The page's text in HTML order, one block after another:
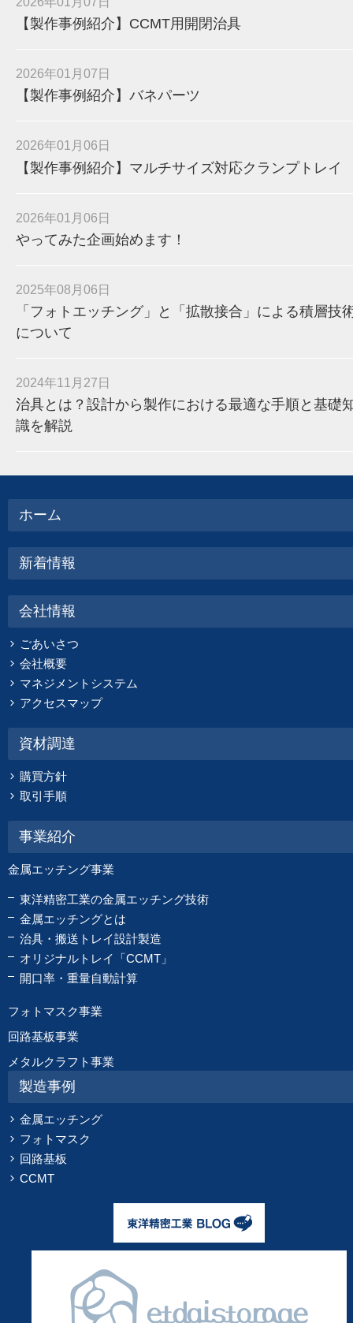
【製作事例紹介】CCMT用開閉治具
2026年01月07日
【製作事例紹介】バネパーツ
2026年01月06日
【製作事例紹介】マルチサイズ対応クランプトレイ
2026年01月06日
やってみた企画始めます！
2025年08月06日
「フォトエッチング」と「拡散接合」による積層技
について
2024年11月27日
治具とは？設計から製作における最適な手順と基礎
識を解説
ホーム
新着情報
会社情報
ごあいさつ
会社概要
マネジメントシステム
アクセスマップ
資材調達
購買方針
取引手順
事業紹介
金属エッチング事業
東洋精密工業の金属エッチング技術
金属エッチングとは
治具・搬送トレイ設計製造
オリジナルトレイ「CCMT」
開口率・重量自動計算
フォトマスク事業
回路基板事業
メタルクラフト事業
製造事例
金属エッチング
フォトマスク
回路基板
CCMT